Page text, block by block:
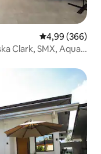
Priemerné
4,99 (366)
Clark, SMX, Aqua